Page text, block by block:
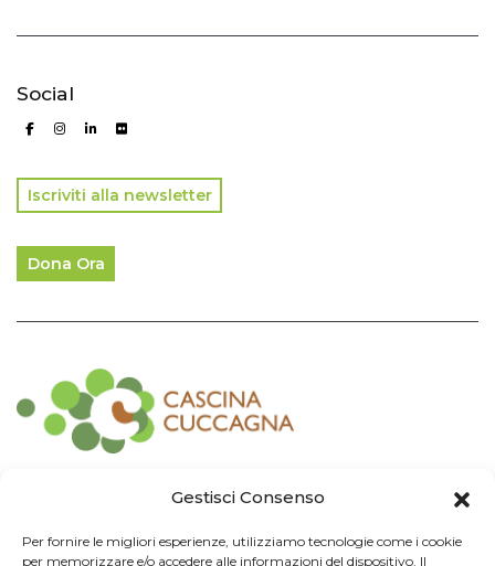
Gestisci Consenso
Per fornire le migliori esperienze, utilizziamo tecnologie come i cookie
per memorizzare e/o accedere alle informazioni del dispositivo. Il
Social
Iscriviti alla newsletter
Dona Ora
Impresa Sociale